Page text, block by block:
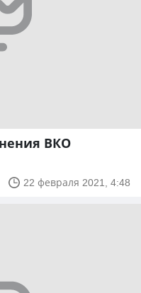
ВКО
22 февраля 2021, 4:48